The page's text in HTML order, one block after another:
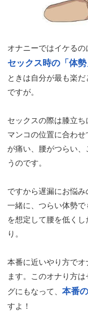
オナニーではイケる
セックス時の「体
ときは自分が最も楽
ですが。
セックスの際は膝立ち
マンコの位置に合わ
が痛い、腰がつらい
うのです。
ですから遅漏にお悩
一緒に、つらい体勢
を想定して腰を低く
り。
本番に近いやり方でオ
ます。このオナり方
グにもなって、 本番
すよ！